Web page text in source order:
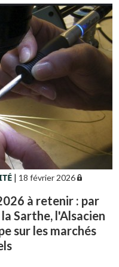
| 18 février 2026
à retenir : par
Sarthe, l'Alsacien
sur les marchés